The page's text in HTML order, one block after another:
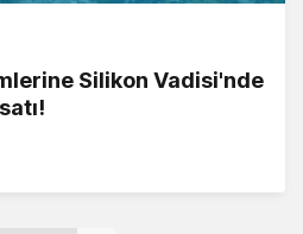
Silikon Vadisi'nde